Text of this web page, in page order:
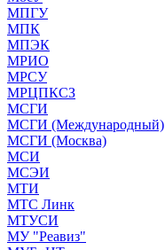
МПГУ
МПК
МПЭК
МРИО
МРСУ
МРЦПКСЗ
МСГИ
МСГИ (Международный)
МСГИ (Москва)
МСИ
МСЭИ
МТИ
МТС Линк
МТУСИ
МУ "Реавиз"